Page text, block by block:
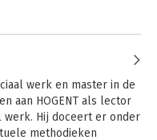
de reguliere
, Borghouts-van de Pas
, Gielens Tim ,
Hanne , Lehembre
Mortelmans Annick ,
sleutel. Die
is als docent-
in Brussel en
werk en master in de
aan HOGENT als lector
werk. Hij doceert er onder
methodieken